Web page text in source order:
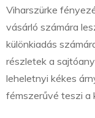
Viharszürke
vásárló számára
különkiadás
részletek a
leheletnyi kékes
fémszerűvé teszi a